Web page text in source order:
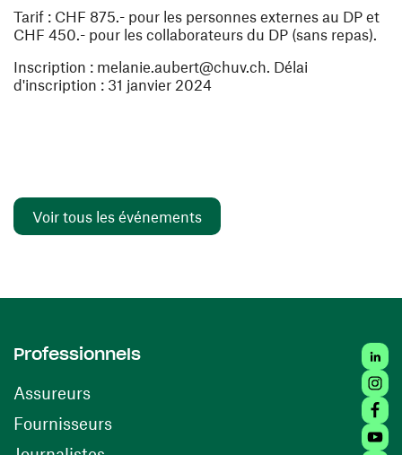
Tarif : CHF 875.- pour les personnes externes au DP et
CHF 450.- pour les collaborateurs du DP (sans repas).
Inscription : melanie.aubert@chuv.ch. Délai
d'inscription : 31 janvier 2024
Voir tous les événements
Professionnels
Assureurs
Fournisseurs(ouvre une nouvelle fenêtre)